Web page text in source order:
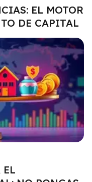
EL MOTOR
DE CAPITAL